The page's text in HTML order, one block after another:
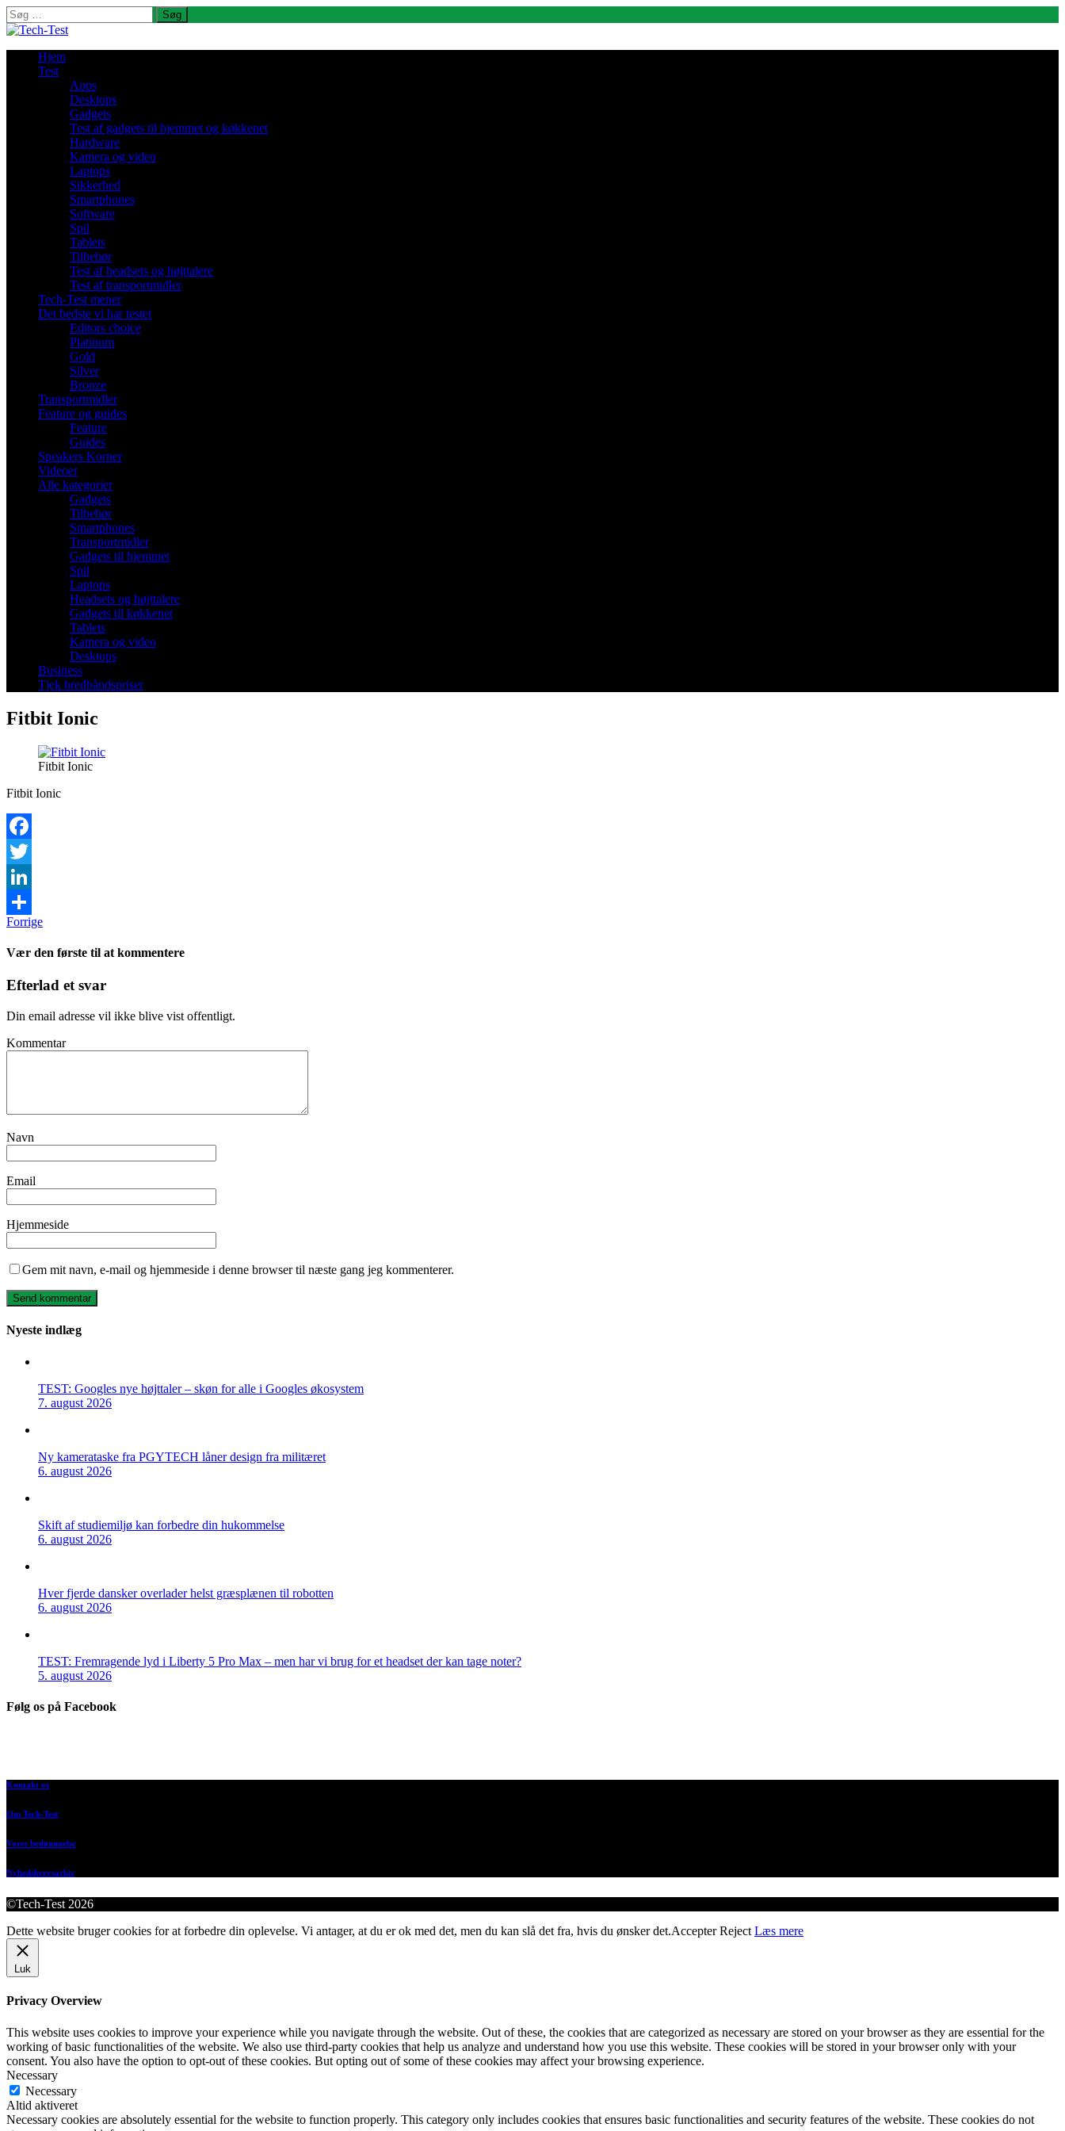
Søg
efter:
Hjem
Test
Apps
Desktops
Gadgets
Test af gadgets til hjemmet og køkkenet
Hardware
Kamera og video
Laptops
Sikkerhed
Smartphones
Software
Spil
Tablets
Tilbehør
Test af headsets og højttalere
Test af transportmidler
Tech-Test mener
Det bedste vi har testet
Editors choice
Platinum
Gold
Silver
Bronze
Transportmidler
Feature og guides
Feature
Guides
Speakers Korner
Videoer
Alle kategorier
Gadgets
Tilbehør
Smartphones
Transportmidler
Gadgets til hjemmet
Spil
Laptops
Headsets og højttalere
Gadgets til køkkenet
Tablets
Kamera og video
Desktops
Business
Tjek bredbåndspriser
Fitbit Ionic
Fitbit Ionic
Fitbit Ionic
Facebook
Twitter
LinkedIn
Share
Forrige
Vær den første til at kommentere
Efterlad et svar
Din email adresse vil ikke blive vist offentligt.
Kommentar
Navn
Email
Hjemmeside
Gem mit navn, e-mail og hjemmeside i denne browser til næste gang jeg kommenterer.
Nyeste indlæg
TEST: Googles nye højttaler – skøn for alle i Googles økosystem
7. august 2026
Ny kamerataske fra PGYTECH låner design fra militæret
6. august 2026
Skift af studiemiljø kan forbedre din hukommelse
6. august 2026
Hver fjerde dansker overlader helst græsplænen til robotten
6. august 2026
TEST: Fremragende lyd i Liberty 5 Pro Max – men har vi brug for et headset der kan tage noter?
5. august 2026
Følg os på Facebook
Kontakt os
Om Tech-Test
Vores bedømmelse
Nyhedsbrevsarkiv
©Tech-Test 2026
Dette website bruger cookies for at forbedre din oplevelse. Vi antager, at du er ok med det, men du kan slå det fra, hvis du ønsker det.Accepter Reject Læs mere
Luk
Privacy Overview
This website uses cookies to improve your experience while you navigate through the website. Out of these, the cookies that are categorized as necessary are stored on your browser as they are essential for the
working of basic functionalities of the website. We also use third-party cookies that help us analyze and understand how you use this website. These cookies will be stored in your browser only with your
consent. You also have the option to opt-out of these cookies. But opting out of some of these cookies may affect your browsing experience.
Necessary
Necessary
Altid aktiveret
Necessary cookies are absolutely essential for the website to function properly. This category only includes cookies that ensures basic functionalities and security features of the website. These cookies do not